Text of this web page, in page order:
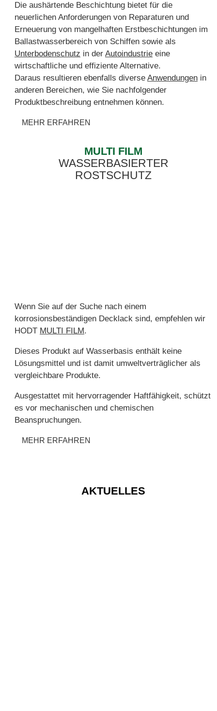
Die aushärtende Beschichtung bietet für die
neuerlichen Anforderungen von Reparaturen und
Erneuerung von mangelhaften Erstbeschichtungen im
Ballastwasserbereich von Schiffen sowie als
Unterbodenschutz in der Autoindustrie eine
wirtschaftliche und effiziente Alternative.
Daraus resultieren ebenfalls diverse Anwendungen in
anderen Bereichen, wie Sie nachfolgender
Produktbeschreibung entnehmen können.
MEHR ERFAHREN
MULTI FILM
WASSERBASIERTER
ROSTSCHUTZ
Wenn Sie auf der Suche nach einem
korrosionsbeständigen Decklack sind, empfehlen wir
HODT MULTI FILM.
Dieses Produkt auf Wasserbasis enthält keine
Lösungsmittel und ist damit umweltverträglicher als
vergleichbare Produkte.
Ausgestattet mit hervorragender Haftfähigkeit, schützt
es vor mechanischen und chemischen
Beanspruchungen.
MEHR ERFAHREN
AKTUELLES